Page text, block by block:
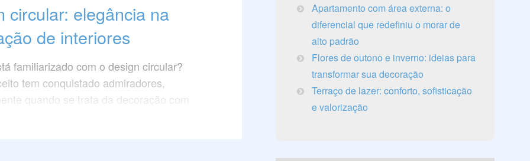
circular: elegância na
de interiores
familiarizado com o design circular?
tem conquistado admiradores,
quando se trata da decoração com
Apartamento com área externa: o
diferencial que redefiniu o morar de
alto padrão
Flores de outono e inverno: ideias para
transformar sua decoração
Terraço de lazer: conforto, sofisticação
e valorização